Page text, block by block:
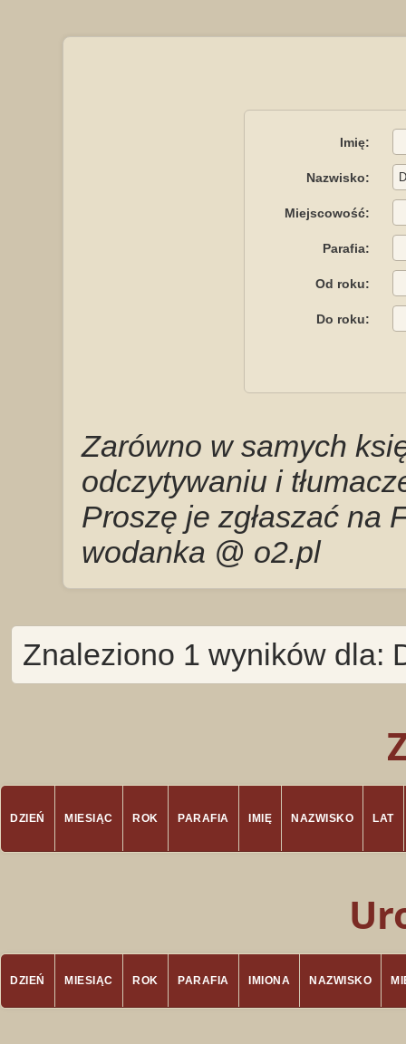
Imię:
Nazwisko:
Miejscowość:
Parafia:
Od roku:
Do roku:
Zarówno w samych
odczytywaniu i
Proszę je zgłaszać na
wodanka @ o2.pl
Znaleziono 1 wyników dla:
DZIEŃ MIESIĄC ROK PARAFIA IMIĘ NAZWISKO LAT
DZIEŃ MIESIĄC ROK PARAFIA IMIONA NAZWISKO